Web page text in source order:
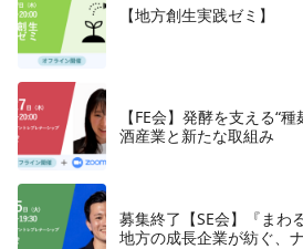
【地方創生実践ゼミ】
【FE会】発酵を支える“
酒産業と新たな取組み
募集終了【SE会】『ま
地方の成長企業が紡ぐ、